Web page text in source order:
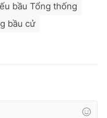
bầu Tổng thống
bầu cử